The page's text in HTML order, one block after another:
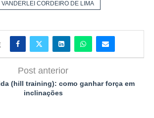
VANDERLEI CORDEIRO DE LIMA
Post anterior
(hill training): como ganhar força em
inclinações